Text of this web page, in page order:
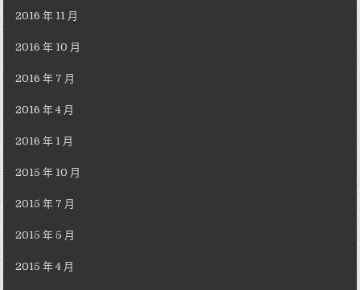
2016 年 11 月
2016 年 10 月
2016 年 7 月
2016 年 4 月
2016 年 1 月
2015 年 10 月
2015 年 7 月
2015 年 5 月
2015 年 4 月